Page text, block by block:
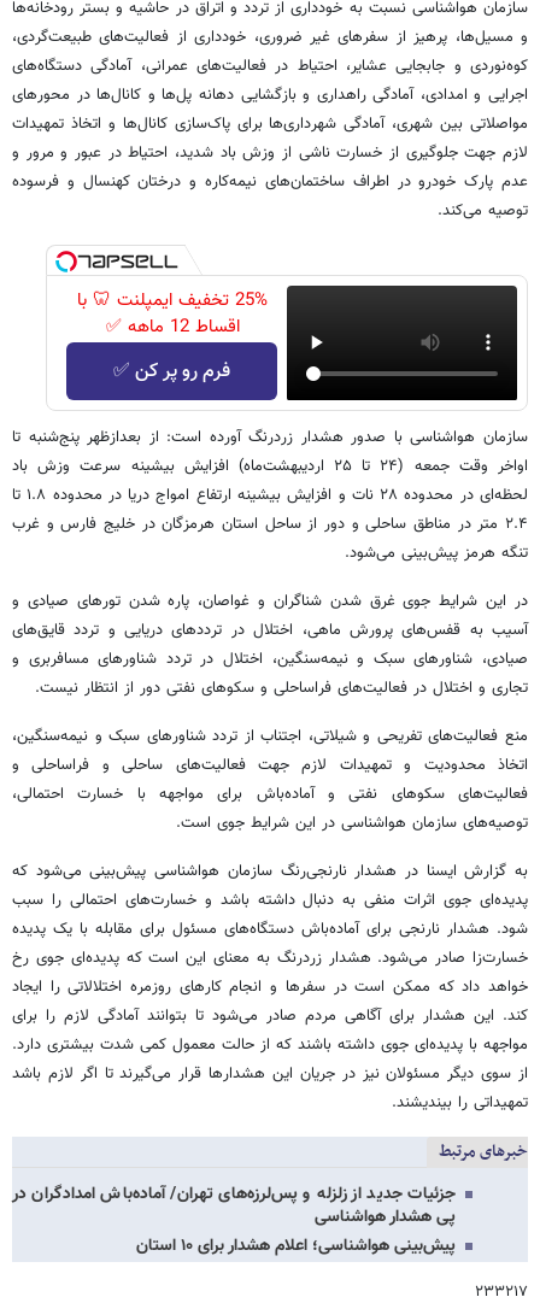
سازمان هواشناسی نسبت به خودداری از تردد و اتراق در حاشیه و بستر رودخانه‌ها
و مسیل‌ها، پرهیز از سفرهای غیر ضروری، خودداری از فعالیت‌های طبیعت‌گردی،
کوه‌نوردی و جابجایی عشایر، احتیاط در فعالیت‌های عمرانی، آمادگی دستگاه‌های
اجرایی و امدادی، آمادگی راهداری و بازگشایی دهانه پل‌ها و کانال‌ها در محورهای
مواصلاتی بین شهری، آمادگی شهرداری‌ها برای پاک‌سازی کانال‌ها و اتخاذ تمهیدات
لازم جهت جلوگیری از خسارت ناشی از وزش باد شدید، احتیاط در عبور و مرور و
عدم پارک خودرو در اطراف ساختمان‌های نیمه‌کاره و درختان کهنسال و فرسوده
توصیه می‌کند.
25% تخفیف ایمپلنت 🦷 با
اقساط 12 ماهه ✅
فرم رو پر کن ✅
سازمان هواشناسی با صدور هشدار زردرنگ آورده است: از بعدازظهر پنج‌شنبه تا
اواخر وقت جمعه (۲۴ تا ۲۵ اردیبهشت‌ماه) افزایش بیشینه سرعت وزش باد
لحظه‌ای در محدوده ۲۸ نات و افزایش بیشینه ارتفاع امواج دریا در محدوده ۱.۸ تا
۲.۴ متر در مناطق ساحلی و دور از ساحل استان هرمزگان در خلیج فارس و غرب
تنگه هرمز پیش‌بینی می‌شود.
در این شرایط جوی غرق شدن شناگران و غواصان، پاره شدن تورهای صیادی و
آسیب به قفس‌های پرورش ماهی، اختلال در ترددهای دریایی و تردد قایق‌های
صیادی، شناورهای سبک و نیمه‌سنگین، اختلال در تردد شناورهای مسافربری و
تجاری و اختلال در فعالیت‌های فراساحلی و سکوهای نفتی دور از انتظار نیست.
منع فعالیت‌های تفریحی و شیلاتی، اجتناب از تردد شناورهای سبک و نیمه‌سنگین،
اتخاذ محدودیت و تمهیدات لازم جهت فعالیت‌های ساحلی و فراساحلی و
فعالیت‌های سکوهای نفتی و آماده‌باش برای مواجهه با خسارت احتمالی،
توصیه‌های سازمان هواشناسی در این شرایط جوی است.
به گزارش ایسنا در هشدار نارنجی‌رنگ سازمان هواشناسی پیش‌بینی می‌شود که
پدیده‌ای جوی اثرات منفی به دنبال داشته باشد و خسارت‌های احتمالی را سبب
شود. هشدار نارنجی برای آماده‌باش دستگاه‌های مسئول برای مقابله با یک پدیده
خسارت‌زا صادر می‌شود. هشدار زردرنگ به معنای این است که پدیده‌ای جوی رخ
خواهد داد که ممکن است در سفرها و انجام کارهای روزمره اختلالاتی را ایجاد
کند. این هشدار برای آگاهی مردم صادر می‌شود تا بتوانند آمادگی لازم را برای
مواجهه با پدیده‌ای جوی داشته باشند که از حالت معمول کمی شدت بیشتری دارد.
از سوی دیگر مسئولان نیز در جریان این هشدارها قرار می‌گیرند تا اگر لازم باشد
تمهیداتی را بیندیشند.
خبرهای مرتبط
جزئیات جدید از زلزله و پس‌لرزه‌های تهران/ آماده‌باش امدادگران در
پی هشدار هواشناسی
پیش‌بینی هواشناسی؛ اعلام هشدار برای ۱۰ استان
۲۳۳۲۱۷